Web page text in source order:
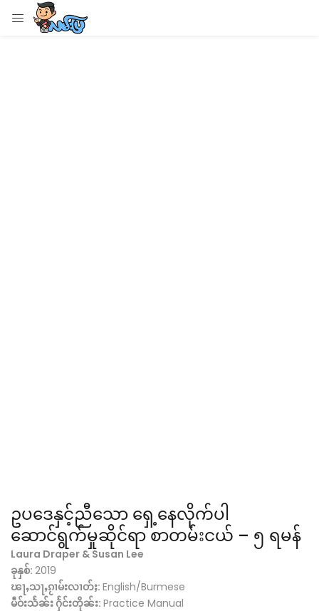
ဥပဒေနှင့်ညီသော ရှေ့နေလိုက်ပါ
ဆောင်ရွက်မှုဆိုင်ရာ စာတမ်းငယ် – ၅ ရမန်
Laura Draper & Susan Lee
ခုနှစ်: 2019
ၽႃႇသႃႇၵႂၢမ်းလၢတ်ႈ: English/Burmese
မဵဝ်းသႅၼ်း ႁႅင်းတိုၼ်း: Practice Manual
LOGIN